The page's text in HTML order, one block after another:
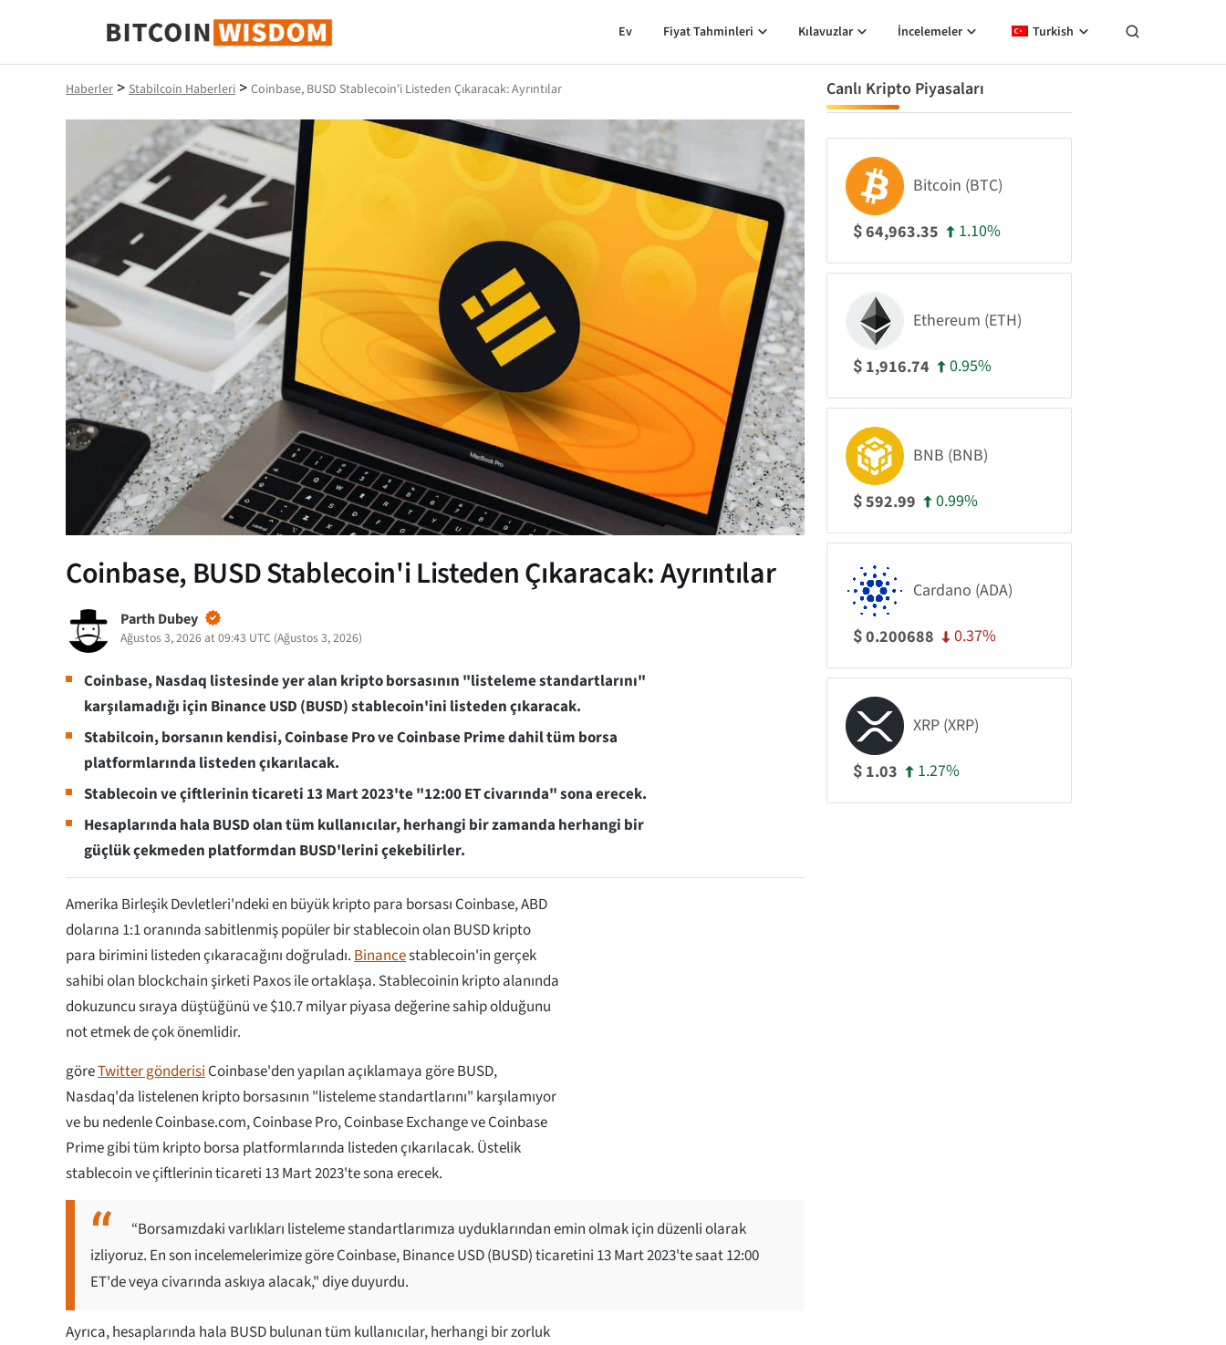
Bitcoin Bilgeliği
Ev Fiyat Tahminleri Kılavuzlar İncelemeler Turkish
Haberler > Stabilcoin Haberleri > Coinbase, BUSD Stablecoin'i Listeden Çıkaracak: Ayrıntılar
Coinbase, BUSD Stablecoin'i Listeden Çıkaracak: Ayrıntılar
Parth Dubey
Ağustos 3, 2026 at 09:43 UTC (Ağustos 3, 2026)
Coinbase, Nasdaq listesinde yer alan kripto borsasının "listeleme standartlarını"
karşılamadığı için Binance USD (BUSD) stablecoin'ini listeden çıkaracak.
Stabilcoin, borsanın kendisi, Coinbase Pro ve Coinbase Prime dahil tüm borsa
platformlarında listeden çıkarılacak.
Stablecoin ve çiftlerinin ticareti 13 Mart 2023'te "12:00 ET civarında" sona erecek.
Hesaplarında hala BUSD olan tüm kullanıcılar, herhangi bir zamanda herhangi bir
güçlük çekmeden platformdan BUSD'lerini çekebilirler.
Amerika Birleşik Devletleri'ndeki en büyük kripto para borsası Coinbase, ABD
dolarına 1:1 oranında sabitlenmiş popüler bir stablecoin olan BUSD kripto
para birimini listeden çıkaracağını doğruladı. Binancestablecoin'in gerçek
sahibi olan blockchain şirketi Paxos ile ortaklaşa. Stablecoinin kripto alanında
dokuzuncu sıraya düştüğünü ve $10.7 milyar piyasa değerine sahip olduğunu
not etmek de çok önemlidir.
göreTwitter gönderisi Coinbase'den yapılan açıklamaya göre BUSD,
Nasdaq'da listelenen kripto borsasının "listeleme standartlarını" karşılamıyor
ve bu nedenle Coinbase.com, Coinbase Pro, Coinbase Exchange ve Coinbase
Prime gibi tüm kripto borsa platformlarında listeden çıkarılacak. Üstelik
stablecoin ve çiftlerinin ticareti 13 Mart 2023'te sona erecek.
“Borsamızdaki varlıkları listeleme standartlarımıza uyduklarından emin olmak için düzenli olarak
izliyoruz. En son incelemelerimize göre Coinbase, Binance USD (BUSD) ticaretini 13 Mart 2023'te saat 12:00
ET'de veya civarında askıya alacak," diye duyurdu.
Ayrıca, hesaplarında hala BUSD bulunan tüm kullanıcılar, herhangi bir zorluk
Canlı Kripto Piyasaları
Bitcoin (BTC)
$64,963.35 1.10%
Ethereum (ETH)
$ 1,916.74 0.95%
BNB (BNB)
$592.99 0.99%
Cardano (ADA)
$0.200688 0.37%
XRP (XRP)
$ 1.03 1.27%